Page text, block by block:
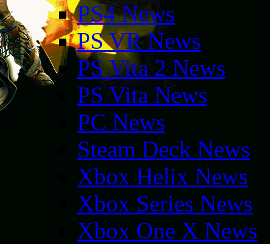
PS4 News
PS VR News
PS Vita 2 News
PS Vita News
PC News
Steam Deck News
Xbox Helix News
Xbox Series News
Xbox One X News